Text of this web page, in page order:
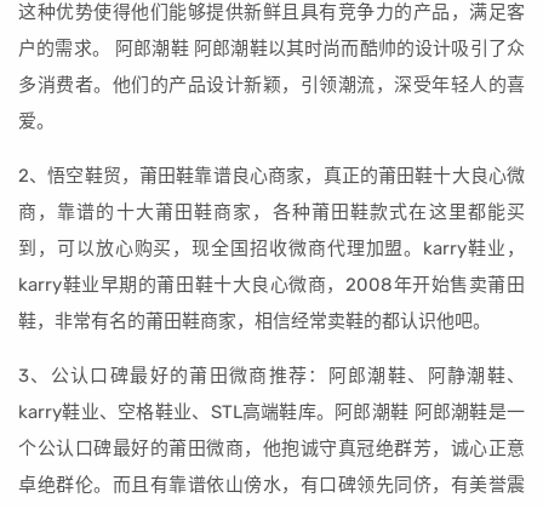
这种优势使得他们能够提供新鲜且具有竞争力的产品，满足客
户的需求。 阿郎潮鞋 阿郎潮鞋以其时尚而酷帅的设计吸引了众
多消费者。他们的产品设计新颖，引领潮流，深受年轻人的喜
爱。
2、悟空鞋贸，莆田鞋靠谱良心商家，真正的莆田鞋十大良心微
商，靠谱的十大莆田鞋商家，各种莆田鞋款式在这里都能买
到，可以放心购买，现全国招收微商代理加盟。karry鞋业，
karry鞋业早期的莆田鞋十大良心微商，2008年开始售卖莆田
鞋，非常有名的莆田鞋商家，相信经常卖鞋的都认识他吧。
3、公认口碑最好的莆田微商推荐：阿郎潮鞋、阿静潮鞋、
karry鞋业、空格鞋业、STL高端鞋库。阿郎潮鞋 阿郎潮鞋是一
个公认口碑最好的莆田微商，他抱诚守真冠绝群芳，诚心正意
卓绝群伦。而且有靠谱依山傍水，有口碑领先同侪，有美誉震